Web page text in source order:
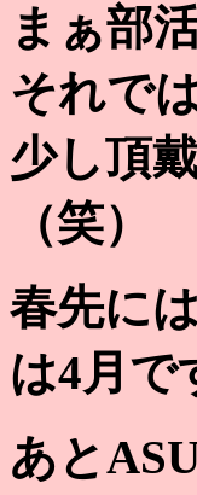
まぁ部
それで
少し頂
（笑）
春先に
は4月で
あと